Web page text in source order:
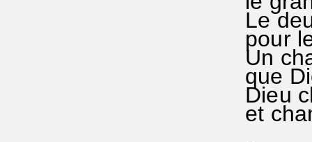
Le
pour
Un
que
Dieu
et